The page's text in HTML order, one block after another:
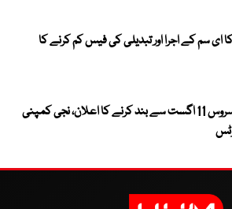
ای سم کے اجرا اور تبدیلی کی فیس کم کرنے کا
میٹرو بس سروس 11 اگست سے بند کرنے کا اعلان، نجی کمپنی